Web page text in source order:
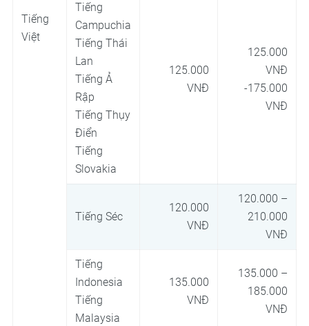
Tiếng
Việt
Tiếng
Campuchia
Tiếng Thái
Lan
Tiếng Ả
Rập
Tiếng Thụy
Điển
Tiếng
Slovakia
125.000
VNĐ
125.000
VNĐ
-175.000
VNĐ
Tiếng Séc
120.000
VNĐ
120.000 –
210.000
VNĐ
Tiếng
Indonesia
Tiếng
Malaysia
135.000
VNĐ
135.000 –
185.000
VNĐ